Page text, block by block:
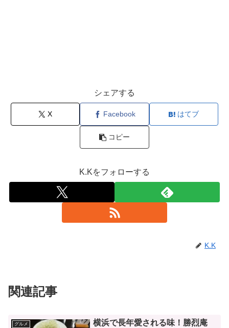
シェアする
X Facebook はてブ
コピー
K.Kをフォローする
K.K
関連記事
グルメ
横浜で長年愛される味！勝烈庵